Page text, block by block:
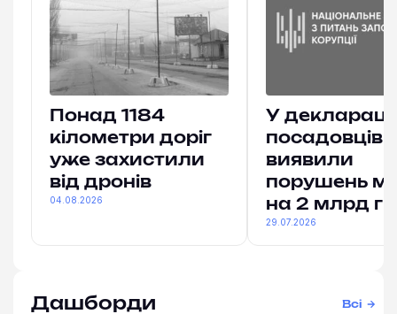
Понад 1184
кілометри доріг
уже захистили
від дронів
04.08.2026
У
посадовців
виявили
порушень
на 2 млрд
29.07.2026
Дашборди Всі